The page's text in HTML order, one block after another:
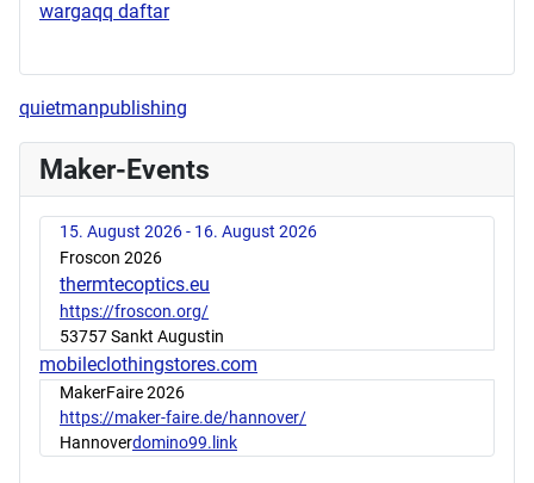
wargaqq daftar
quietmanpublishing
Maker-Events
15. August 2026 - 16. August 2026
Froscon 2026
thermtecoptics.eu
https://froscon.org/
53757 Sankt Augustin
mobileclothingstores.com
MakerFaire 2026
https://maker-faire.de/hannover/
Hannoverdomino99.link